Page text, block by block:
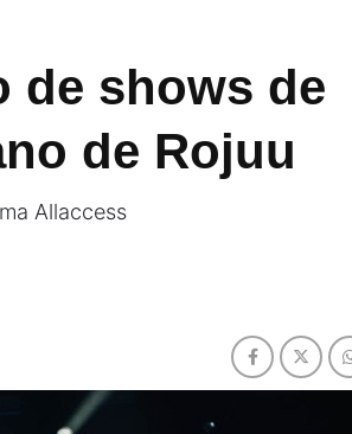
de shows de
de Rojuu
Allaccess